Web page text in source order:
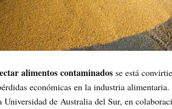
alimentos contaminados se está
económicas en la industria
de Australia del Sur, en